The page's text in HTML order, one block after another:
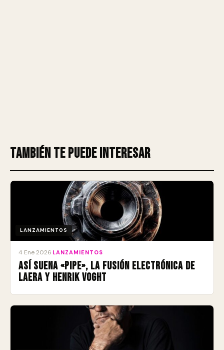
También te puede interesar
LANZAMIENTOS
4 Ene 2026 LANZAMIENTOS
Así suena «Pipe», la fusión electrónica de
Laera y Henrik Voght